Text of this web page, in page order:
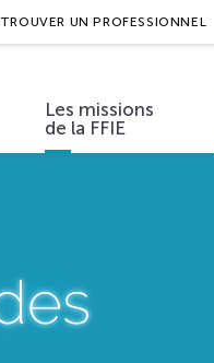
TROUVER UN PROFESSIONNEL
Les missions
de la FFIE